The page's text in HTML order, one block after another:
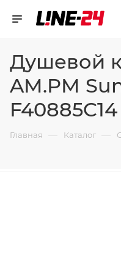
Душевой
AM.PM
F40885C14
Главная — Каталог —